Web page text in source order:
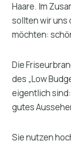
Haare. Im
sollten wir uns
möchten:
Die
des „Low
eigentlich
gutes
Sie nutzen